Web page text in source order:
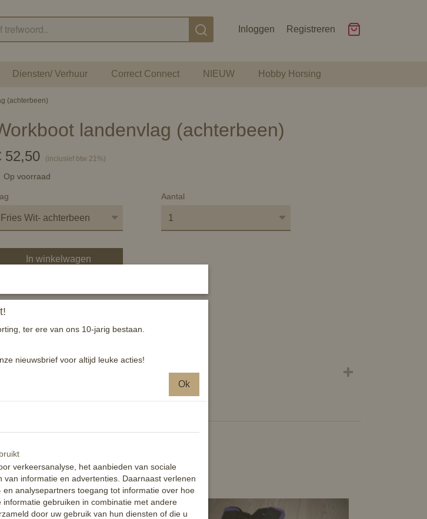
Inloggen Registreren
Diensten/ Verhuur Correct Connect NIEUW Hobby Horsing
(achterbeen)
landenvlag (achterbeen)
52,50 (inclusief btw 21%)
Op voorraad
Aantal
In winkelwagen
met Friese vlag, NL vlag of Belgische vlag.
schokabsorberende kern. Zacht afgewerkt.
ter ere van ons 10-jarig bestaan.
nieuwsbrief voor altijd leuke acties!
Ok
verkeersanalyse, het aanbieden van sociale
informatie en advertenties. Daarnaast verlenen
analysepartners toegang tot informatie over hoe
gebruiken in combinatie met andere
door uw gebruik van hun diensten of die u